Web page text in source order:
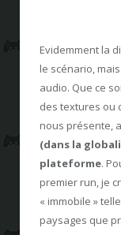
Evidemment la
le scénario,
audio. Que ce
des textures ou
nous présente,
(dans la
plateforme.
premier run, je
« immobile »
paysages que